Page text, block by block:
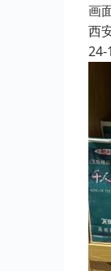
画
西
24-